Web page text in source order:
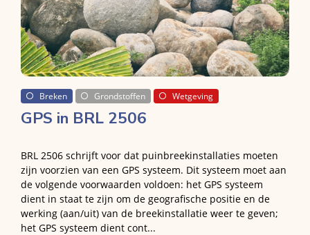
Breken Grondstoffen Wetgeving
GPS in BRL 2506
BRL 2506 schrijft voor dat puinbreekinstallaties moeten
zijn voorzien van een GPS systeem. Dit systeem moet aan
de volgende voorwaarden voldoen: het GPS systeem
dient in staat te zijn om de geografische positie en de
werking (aan/uit) van de breekinstallatie weer te geven;
het GPS systeem dient cont...